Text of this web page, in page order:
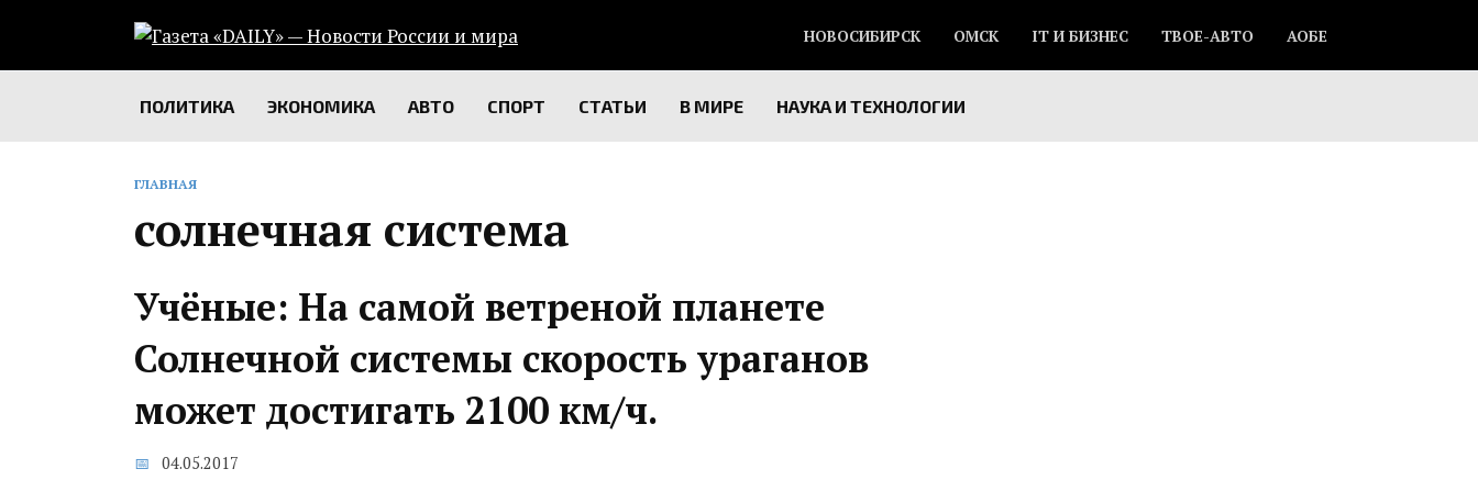
содержанию
НОВОСИБИРСК ОМСК IT И БИЗНЕС ТВОЕ-АВТО АОБЕ
ПОЛИТИКА ЭКОНОМИКА АВТО СПОРТ СТАТЬИ В МИРЕ НАУКА И ТЕХНОЛОГИИ
ГЛАВНАЯ
солнечная система
Учёные: На самой ветреной планете
Солнечной системы скорость ураганов
может достигать 2100 км/ч.
04.05.2017